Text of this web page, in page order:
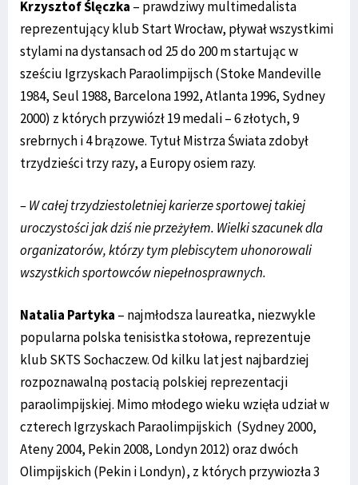
Krzysztof Ślęczka – prawdziwy multimedalista
reprezentujący klub Start Wrocław, pływał wszystkimi
stylami na dystansach od 25 do 200 m startując w
sześciu Igrzyskach Paraolimpijsch (Stoke Mandeville
1984, Seul 1988, Barcelona 1992, Atlanta 1996, Sydney
2000) z których przywiózł 19 medali – 6 złotych, 9
srebrnych i 4 brązowe. Tytuł Mistrza Świata zdobył
trzydzieści trzy razy, a Europy osiem razy.
– W całej trzydziestoletniej karierze sportowej takiej
uroczystości jak dziś nie przeżyłem. Wielki szacunek dla
organizatorów, którzy tym plebiscytem uhonorowali
wszystkich sportowców niepełnosprawnych.
Natalia Partyka – najmłodsza laureatka, niezwykle
popularna polska tenisistka stołowa, reprezentuje
klub SKTS Sochaczew. Od kilku lat jest najbardziej
rozpoznawalną postacią polskiej reprezentacji
paraolimpijskiej. Mimo młodego wieku wzięła udział w
czterech Igrzyskach Paraolimpijskich (Sydney 2000,
Ateny 2004, Pekin 2008, Londyn 2012) oraz dwóch
Olimpijskich (Pekin i Londyn), z których przywiozła 3